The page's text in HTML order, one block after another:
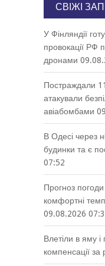
СВІЖІ
У Фінляндії
провокації РФ
дронами
Постраждали
атакували
авіабомбами
В Одесі через
будинки та є
07:52
Прогноз
комфортні
09.08.2026
Влетіли в яму
компенсації за